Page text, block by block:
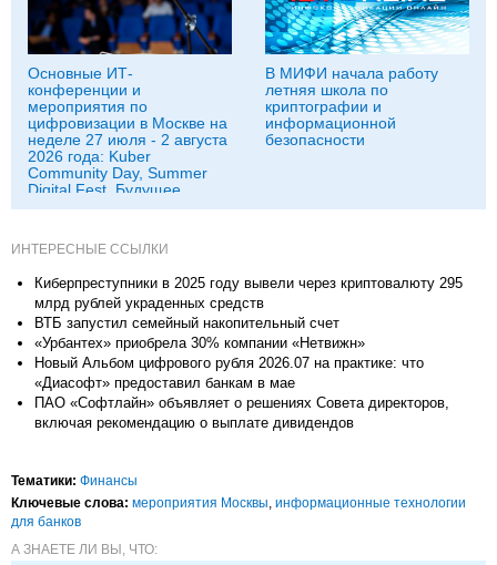
Основные ИТ-
конференции и
мероприятия по
цифровизации в Москве на
неделе 27 июля - 2 августа
2026 года: Kuber
Community Day, Summer
Digital Fest, Будущее
исследований в
В МИФИ начала работу
летняя школа по
криптографии и
информационной
безопасности
ИНТЕРЕСНЫЕ ССЫЛКИ
Киберпреступники в 2025 году вывели через криптовалюту 295
млрд рублей украденных средств
ВТБ запустил семейный накопительный счет
«Урбантех» приобрела 30% компании «Нетвижн»
Новый Альбом цифрового рубля 2026.07 на практике: что
«Диасофт» предоставил банкам в мае
ПАО «Софтлайн» объявляет о решениях Совета директоров,
включая рекомендацию о выплате дивидендов
Тематики: Финансы
Ключевые слова: мероприятия Москвы информационные технологии
для банков
А ЗНАЕТЕ ЛИ ВЫ, ЧТО: